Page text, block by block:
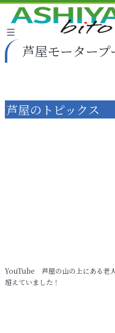
芦屋モーター
芦屋のトピックス
YouTube 芦屋の山の上にある老
超えていました！